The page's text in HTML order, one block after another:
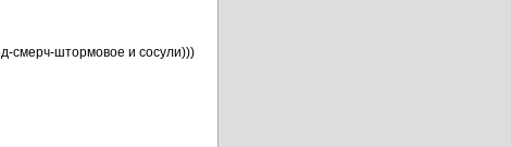
смерч-штормовое и сосули)))